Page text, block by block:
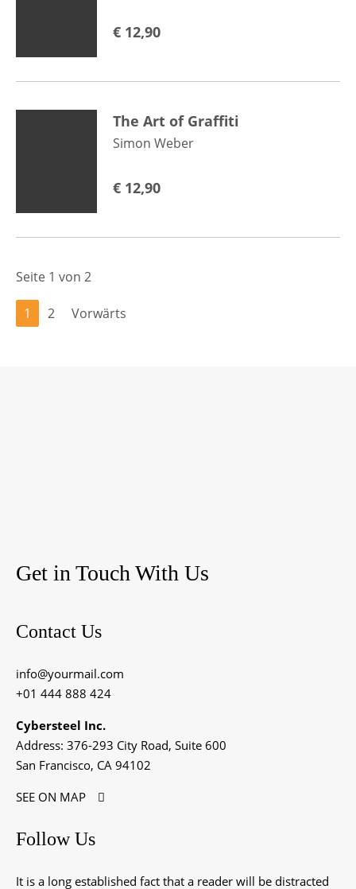
€ 12,90
The Art of Graffiti
Simon Weber
€ 12,90
Seite 1 von 2
1 2 Vorwärts
Get in Touch With Us
Contact Us
info@yourmail.com
+01 444 888 424
Cybersteel Inc.
Address: 376-293 City Road, Suite 600
San Francisco, CA 94102
SEE ON MAP
Follow Us
It is a long established fact that a reader will be distracted